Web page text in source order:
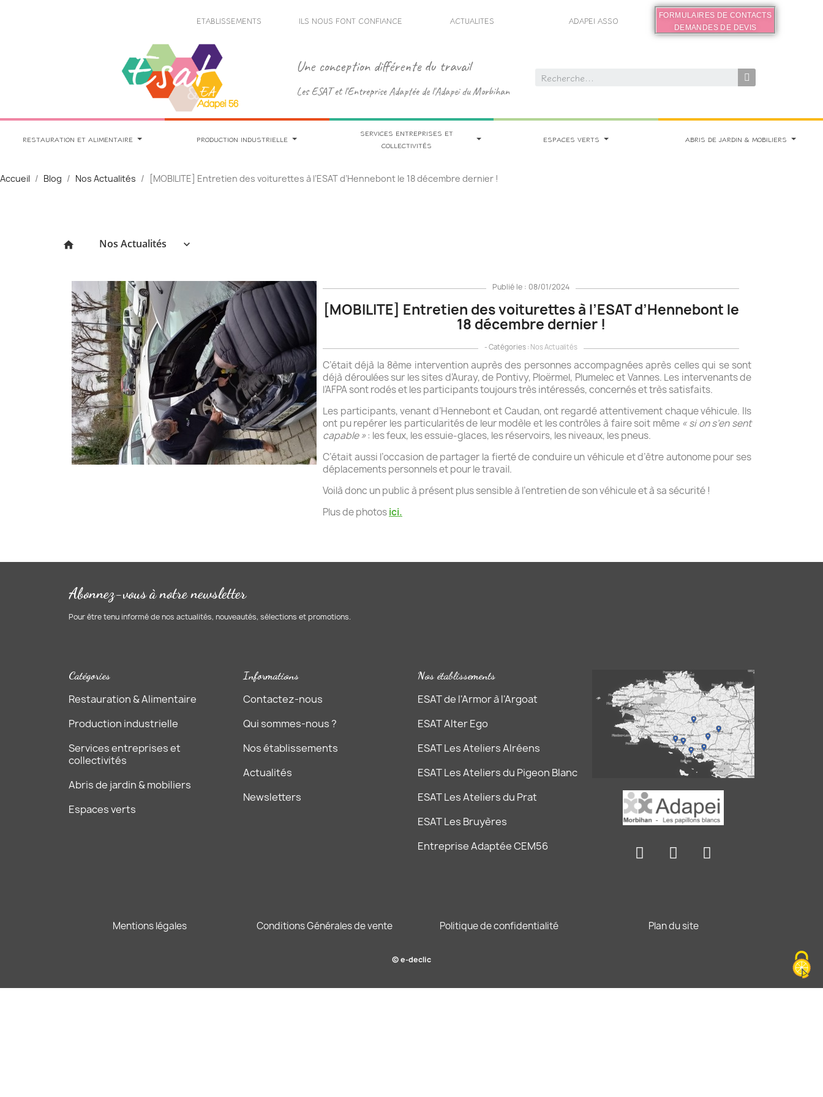
ETABLISSEMENTS ILS NOUS FONT CONFIANCE ACTUALITES ADAPEI ASSO
FORMULAIRES DE CONTACTS
DEMANDES DE DEVIS
Une conception différente du travail
Les ESAT et l'Entreprise Adaptée de l'Adapei du Morbihan
RESTAURATION ET ALIMENTAIRE PRODUCTION INDUSTRIELLE
SERVICES ENTREPRISES ET
COLLECTIVITÉS
ESPACES VERTS ABRIS DE JARDIN & MOBILIERS
Accueil Blog Nos Actualités [MOBILITE] Entretien des voiturettes à l’ESAT d’Hennebont le 18 décembre dernier !
home Nos Actualités keyboard_arrow_down
Publié le : 08/01/2024
[MOBILITE] Entretien des voiturettes à l’ESAT d’Hennebont le
18 décembre dernier !
- Catégories : Nos Actualités
C’était déjà la 8ème intervention auprès des personnes accompagnées après celles qui se sont
déjà déroulées sur les sites d’Auray, de Pontivy, Ploërmel, Plumelec et Vannes. Les intervenants de
l’AFPA sont rodés et les participants toujours très intéressés, concernés et très satisfaits.
Les participants, venant d’Hennebont et Caudan, ont regardé attentivement chaque véhicule. Ils
ont pu repérer les particularités de leur modèle et les contrôles à faire soit même « si on s’en sent
capable »: les feux, les essuie-glaces, les réservoirs, les niveaux, les pneus.
C’était aussi l’occasion de partager la fierté de conduire un véhicule et d’être autonome pour ses
déplacements personnels et pour le travail.
Voilà donc un public à présent plus sensible à l’entretien de son véhicule et à sa sécurité !
Plus de photosici.
Abonnez-vous à notre newsletter
Pour être tenu informé de nos actualités, nouveautés, sélections et promotions.
Catégories
Restauration & Alimentaire
Production industrielle
Services entreprises et
collectivités
Abris de jardin & mobiliers
Espaces verts
Informations
Contactez-nous
Qui sommes-nous ?
Nos établissements
Actualités
Newsletters
Nos établissements
ESAT de l'Armor à l'Argoat
ESAT Alter Ego
ESAT Les Ateliers Alréens
ESAT Les Ateliers du Pigeon Blanc
ESAT Les Ateliers du Prat
ESAT Les Bruyères
Entreprise Adaptée CEM56
Mentions légales Conditions Générales de vente Politique de confidentialité Plan du site
© e-declic